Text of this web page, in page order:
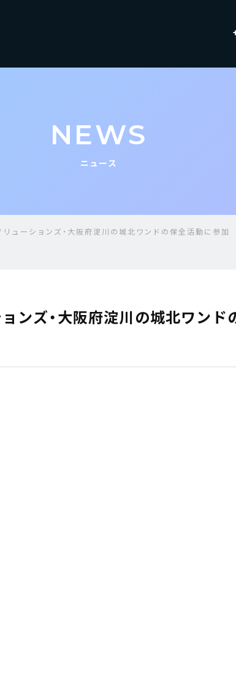
NEWS
ニュース
ューションズ・大阪府淀川の城北ワンドの保全活動に参加
ンズ・大阪府淀川の城北ワンド